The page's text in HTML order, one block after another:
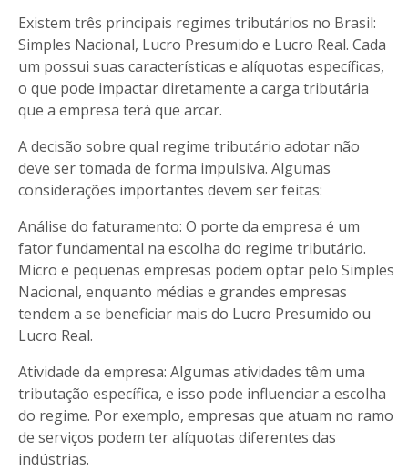
Existem três principais regimes tributários no Brasil:
Simples Nacional, Lucro Presumido e Lucro Real. Cada
um possui suas características e alíquotas específicas,
o que pode impactar diretamente a carga tributária
que a empresa terá que arcar.
A decisão sobre qual regime tributário adotar não
deve ser tomada de forma impulsiva. Algumas
considerações importantes devem ser feitas:
Análise do faturamento: O porte da empresa é um
fator fundamental na escolha do regime tributário.
Micro e pequenas empresas podem optar pelo Simples
Nacional, enquanto médias e grandes empresas
tendem a se beneficiar mais do Lucro Presumido ou
Lucro Real.
Atividade da empresa: Algumas atividades têm uma
tributação específica, e isso pode influenciar a escolha
do regime. Por exemplo, empresas que atuam no ramo
de serviços podem ter alíquotas diferentes das
indústrias.